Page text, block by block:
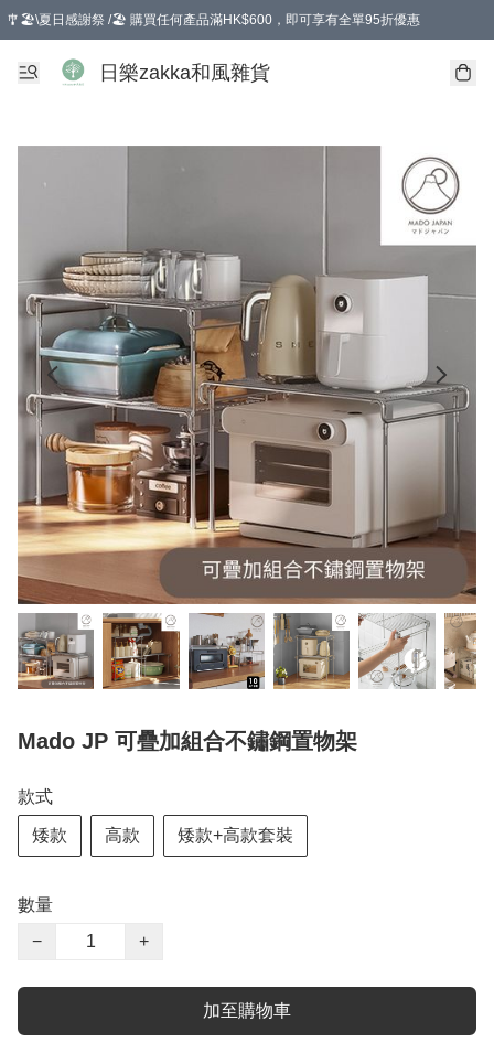
🎐🏖️\夏日感謝祭 /🏖️ 購買任何產品滿HK$600，即可享有全單95折優惠
選擇GoGoX住宅/工商地址配送，單一訂單消費購物滿HK$680(折扣後），可享有
日樂zakka和風雜貨
Mado JP 可疊加組合不鏽鋼置物架
款式
矮款 高款 矮款+高款套裝
數量
−
+
加至購物車